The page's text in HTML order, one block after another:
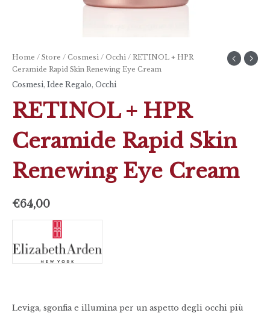
Home / Store / Cosmesi / Occhi / RETINOL + HPR
Ceramide Rapid Skin Renewing Eye Cream
Cosmesi, Idee Regalo, Occhi
RETINOL + HPR
Ceramide Rapid Skin
Renewing Eye Cream
€64,00
Leviga, sgonfia e illumina per un aspetto degli occhi più